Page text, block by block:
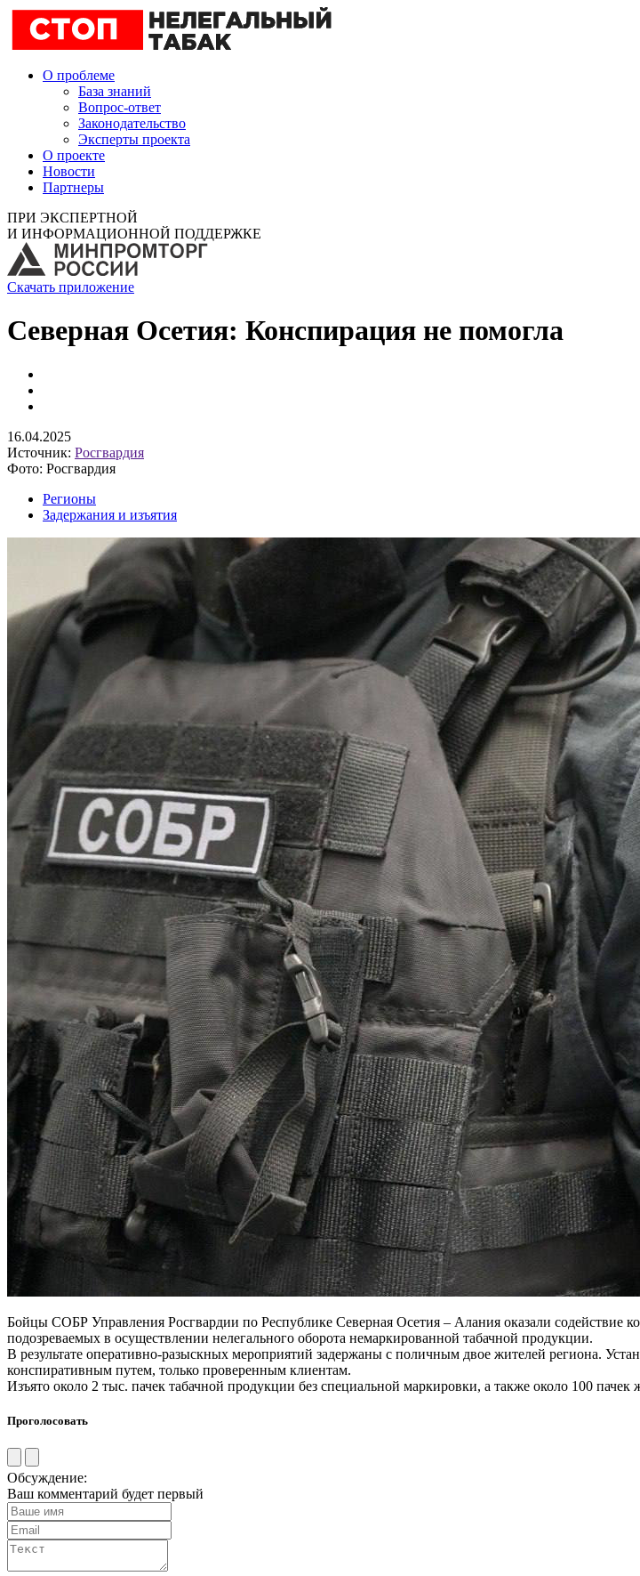
О проблеме
База знаний
Вопрос-ответ
Законодательство
Эксперты проекта
О проекте
Новости
Партнеры
ПРИ ЭКСПЕРТНОЙ
И ИНФОРМАЦИОННОЙ ПОДДЕРЖКЕ
Скачать приложение
Северная Осетия: Конспирация не помогла
16.04.2025
Источник: Росгвардия
Фото: Росгвардия
Регионы
Задержания и изъятия
Бойцы СОБР Управления Росгвардии по Республике Северная Осетия – Алания оказали содействие
подозреваемых в осуществлении нелегального оборота немаркированной табачной продукции.
В результате оперативно-разыскных мероприятий задержаны с поличным двое жителей региона.
конспиративным путем, только проверенным клиентам.
Изъято около 2 тыс. пачек табачной продукции без специальной маркировки, а также около 100 пачек
Проголосовать
Обсуждение:
Ваш комментарий будет первый